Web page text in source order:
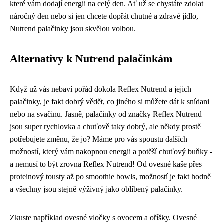
které vám dodají energii na celý den. Ať už se chystáte zdolat
náročný den nebo si jen chcete dopřát chutné a zdravé jídlo,
Nutrend palačinky jsou skvělou volbou.
Alternativy k Nutrend palačinkám
Když už vás nebaví pořád dokola Reflex Nutrend a jejich
palačinky, je fakt dobrý vědět, co jiného si můžete dát k snídani
nebo na svačinu. Jasně, palačinky od značky Reflex Nutrend
jsou super rychlovka a chuťově taky dobrý, ale někdy prostě
potřebujete změnu, že jo? Máme pro vás spoustu dalších
možností, který vám nakopnou energii a potěší chuťový buňky -
a nemusí to být zrovna Reflex Nutrend! Od ovesné kaše přes
proteinový tousty až po smoothie bowls, možností je fakt hodně
a všechny jsou stejně výživný jako oblíbený palačinky.
Zkuste například ovesné vločky s ovocem a oříšky. Ovesné